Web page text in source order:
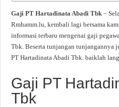
Gaji PT Hartadinata Abadi Tbk –
Rmhamm.lu, kembali lagi bersama
informasi terbaru mengenai gaji
Tbk. Beserta tunjangan tunjangannya
PT Hartadinata Abadi Tbk. baiklah
Gaji PT
Tbk